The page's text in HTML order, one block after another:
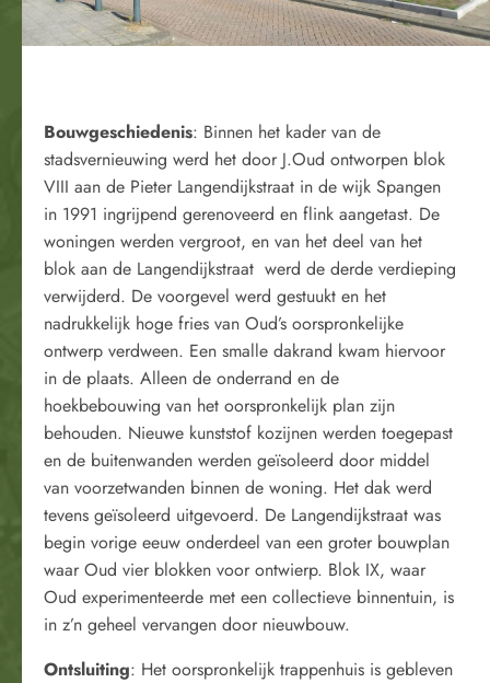
Bouwgeschiedenis: Binnen het kader van de
stadsvernieuwing werd het door J.Oud ontworpen blok
VIII aan de Pieter Langendijkstraat in de wijk Spangen
in 1991 ingrijpend gerenoveerd en flink aangetast. De
woningen werden vergroot, en van het deel van het
blok aan de Langendijkstraat werd de derde verdieping
verwijderd. De voorgevel werd gestuukt en het
nadrukkelijk hoge fries van Oud’s oorspronkelijke
ontwerp verdween. Een smalle dakrand kwam hiervoor
in de plaats. Alleen de onderrand en de
hoekbebouwing van het oorspronkelijk plan zijn
behouden. Nieuwe kunststof kozijnen werden toegepast
en de buitenwanden werden geïsoleerd door middel
van voorzetwanden binnen de woning. Het dak werd
tevens geïsoleerd uitgevoerd. De Langendijkstraat was
begin vorige eeuw onderdeel van een groter bouwplan
waar Oud vier blokken voor ontwierp. Blok IX, waar
Oud experimenteerde met een collectieve binnentuin, is
in z’n geheel vervangen door nieuwbouw.
Ontsluiting: Het oorspronkelijk trappenhuis is gebleven